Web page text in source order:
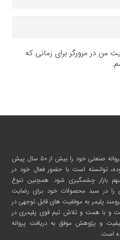
من در مرورگر برای زمانی که
که پروانه صنعتی خود را بیش از ۵۰ سال پیش
توانسته است با حضور فعال خود در
بازار چشمگیری شود. همچنین تنوع
را در سبد محصولات خود برای رضایت
پلیمر به موفقیت های قابل توجهی در
و با همت و تلاش تیم قوی پلیمری در
و پژوهش موفق به دریافت پروانه
است.